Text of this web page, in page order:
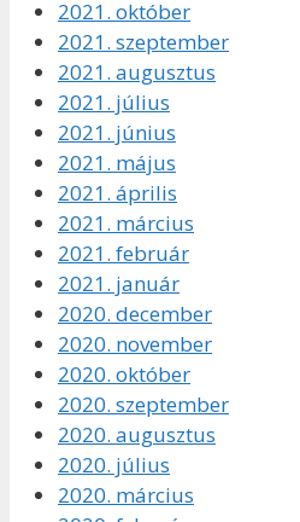
2021. október
2021. szeptember
2021. augusztus
2021. július
2021. június
2021. május
2021. április
2021. március
2021. február
2021. január
2020. december
2020. november
2020. október
2020. szeptember
2020. augusztus
2020. július
2020. március